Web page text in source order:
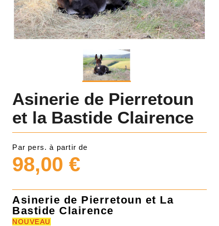
Asinerie de Pierretoun
et la Bastide Clairence
Par pers. à partir de
98,00 €
Asinerie de Pierretoun et La
Bastide Clairence
NOUVEAU